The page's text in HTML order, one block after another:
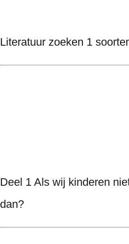
Literatuur zoeken 1
Deel 1 Als wij kinderen
dan?